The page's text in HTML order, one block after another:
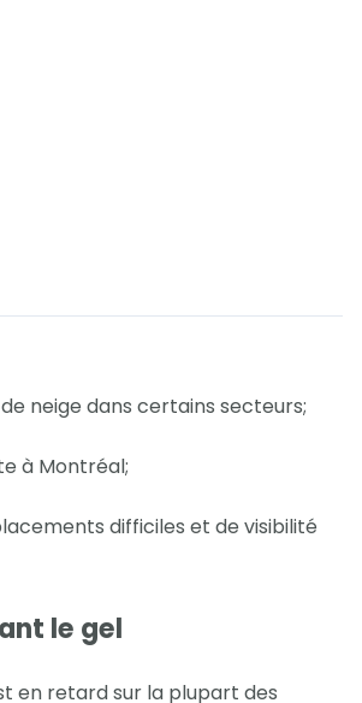
de neige dans certains secteurs;
à Montréal;
difficiles et de visibilité
le gel
en retard sur la plupart des